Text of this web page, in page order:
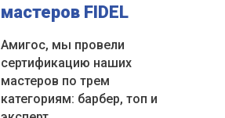
мастеров FIDEL
Амигос, мы провели
сертификацию наших
мастеров по трем
категориям: барбер, топ и